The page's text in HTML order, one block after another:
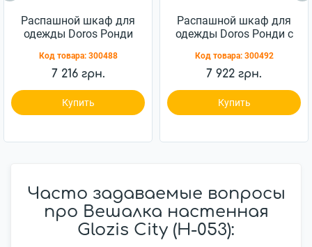
Распашной шкаф для
одежды Doros Ронди
2ДСП 82х52х195
(80737805)
Код товара: 300488
7 216 грн.
Купить
Распашной шкаф для
одежды Doros Ронди с
Кашемир 2ДСП
82х52х195 (80737807)
Код товара: 300492
7 922 грн.
Купить
Часто задаваемые вопросы
про Вешалка настенная
Glozis City (H-053):